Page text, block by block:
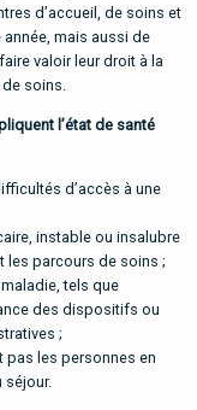
d’accueil, de soins et
mais aussi de
valoir leur droit à la
de soins.
l’état de santé
d’accès à une
instable ou insalubre
les parcours de soins ;
tels que
des dispositifs ou
;
pas les personnes en
séjour.